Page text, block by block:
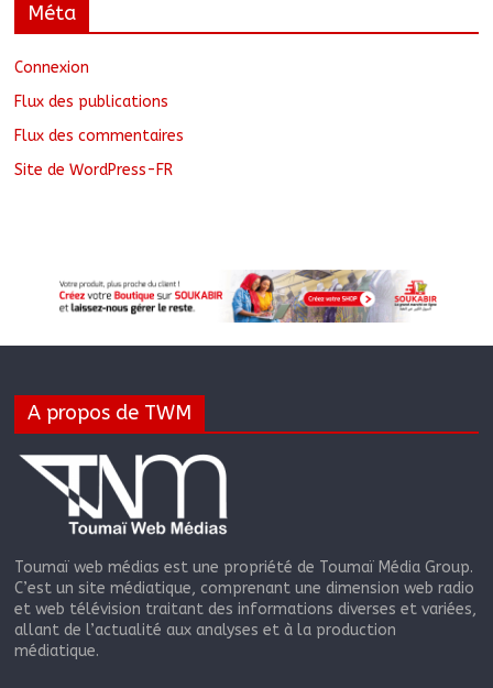
Méta
Connexion
Flux des publications
Flux des commentaires
Site de WordPress-FR
A propos de TWM
Toumaï web médias est une propriété de Toumaï Média Group.
C’est un site médiatique, comprenant une dimension web radio
et web télévision traitant des informations diverses et variées,
allant de l’actualité aux analyses et à la production
médiatique.